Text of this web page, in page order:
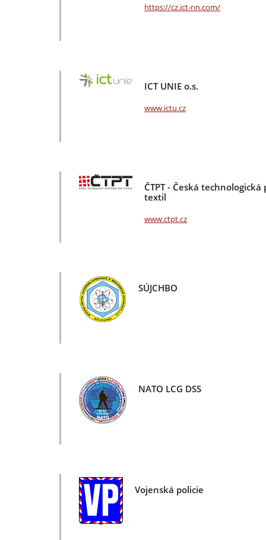
https://cz.ict-nn.com/
ICT UNIE o.s.
www.ictu.cz
ČTPT - Česká
textil
www.ctpt.cz
SÚJCHBO
NATO LCG DSS
Vojenská policie